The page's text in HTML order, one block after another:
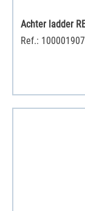
Achter ladder
Ref.: